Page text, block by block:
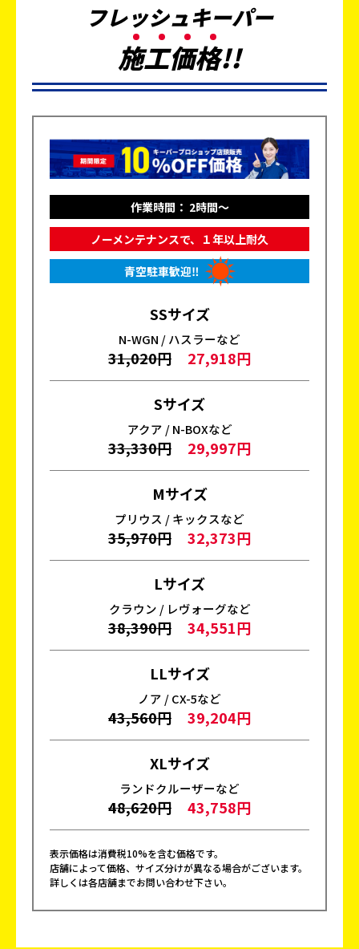
フレッシュキーパー
施工価格!!
作業時間： 2時間～
ノーメンテナンスで、１年以上耐久
青空駐車歓迎‼
SSサイズ
N-WGN / ハスラーなど
31,020円 27,918円
Sサイズ
アクア / N-BOXなど
33,330円 29,997円
Mサイズ
プリウス / キックスなど
35,970円 32,373円
Lサイズ
クラウン / レヴォーグなど
38,390円 34,551円
LLサイズ
ノア / CX-5など
43,560円 39,204円
XLサイズ
ランドクルーザーなど
48,620円 43,758円
表示価格は消費税10%を含む価格です。
店舗によって価格、サイズ分けが異なる場合がございます。
詳しくは各店舗までお問い合わせ下さい。